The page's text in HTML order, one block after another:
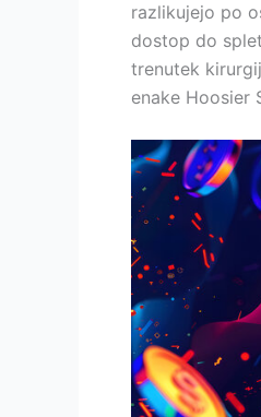
razlikujejo po
dostop do
trenutek
enake Hoosier